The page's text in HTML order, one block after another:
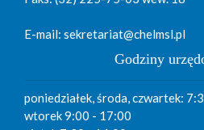
E-mail: sekretariat@chelmsl.pl
Godziny
poniedziałek, środa, czwartek:
wtorek 9:00 - 17:00